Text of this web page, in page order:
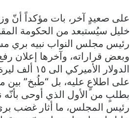
على صعيدٍ آخر، بات مؤكداً أنّ
خليل سيُستبعد من الحكومة
رئيس مجلس النواب نبيه بري
وبعض قراراته، وآخرها إعلان
الدولار
على اطلاعٍ عليه، بل “طُبخ” بين
بطلبٍ من الأول الذي أوحى بأنّه
رئيس المجلس، ما أثار غضب